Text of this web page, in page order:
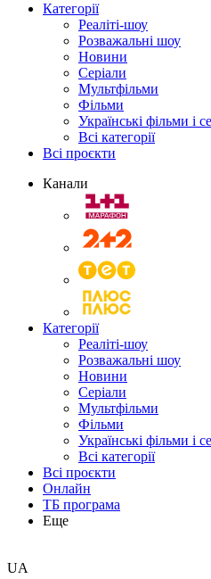
Категорії
Реаліті-шоу
Розважальні шоу
Новини
Серіали
Мультфільми
Фільми
Українські фільми і
Всі категорії
Всі проєкти
Канали
Категорії
Реаліті-шоу
Розважальні шоу
Новини
Серіали
Мультфільми
Фільми
Українські фільми і
Всі категорії
Всі проєкти
Онлайн
ТБ програма
Еще
UA